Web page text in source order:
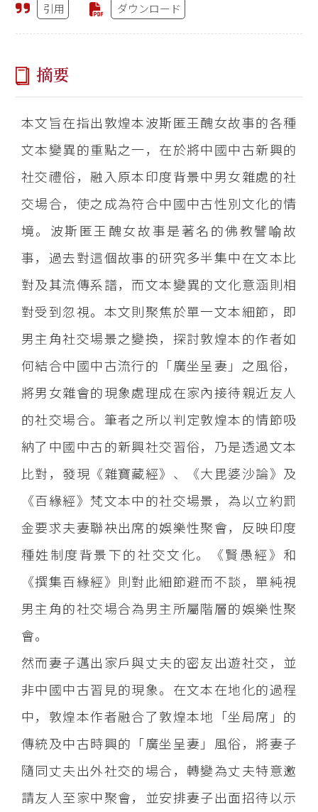
引用 ダウンロード
摘要
本文旨在指出敦煌本波斯匿王醜女故事的各種
文本變異的重點之一，在於將中國中古新興的
社交禮俗，融入原本印度背景中男女雜處的社
交場合，使之成為符合中國中古性別文化的情
境。波斯匿王醜女故事是著名的佛教譬喻故
事，過去對這個故事的研究多半集中在文本比
對及其流傳系譜，而文本變異的文化意涵則相
對受到忽視。本文則聚焦於單一文本細節，即
男主角社交場景之變換，探討敦煌本的作者如
何結合中國中古流行的「廣坐呈妻」之風俗，
將男女雜會的現象處理成在家內接待親近友人
的社交場合。筆者之所以判定敦煌本的情節吸
納了中國中古的新興社交習俗，乃是透過文本
比對，發現《雜寶藏經》、《大毘婆沙論》及
《百緣經》梵文本中的社交場景，為以立約罰
金要求夫妻聯袂出席的娛樂性聚會，反映印度
種姓制度背景下的社交文化。《賢愚經》和
《撰集百緣經》則對此細節避而不談，單純視
男主角的社交場合為男主所屬階層的娛樂性聚
會。
然而妻子邁出家戶與丈夫的密友出遊社交，並
非中國中古習見的現象。在文本在地化的過程
中，敦煌本作者融合了敦煌本地「坐局席」的
傳統及中古時興的「廣坐呈妻」風俗，將妻子
隨同丈夫出外社交的場合，轉變為丈夫特意邀
請友人至家中聚會，並安排妻子出面招待以示